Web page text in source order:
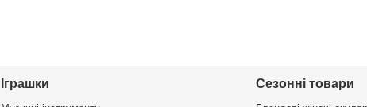
Іграшки Сезонні товари